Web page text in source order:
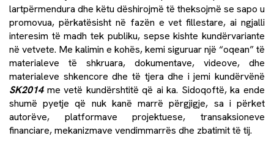
lartpërmendura dhe këtu dëshirojmë të theksojmë se sapo u
promovua, përkatësisht në fazën e vet fillestare, ai ngjalli
interesim të madh tek publiku, sepse kishte kundërvariante
në vetvete. Me kalimin e kohës, kemi siguruar një “oqean” të
materialeve të shkruara, dokumentave, videove, dhe
materialeve shkencore dhe të tjera dhe i jemi kundërvënë
SK2014me vetë kundërshtitë që ai ka. Sidoqoftë, ka ende
shumë pyetje që nuk kanë marrë përgjigje, sa i përket
autorëve, platformave projektuese, transaksioneve
financiare, mekanizmave vendimmarrës dhe zbatimit të tij.